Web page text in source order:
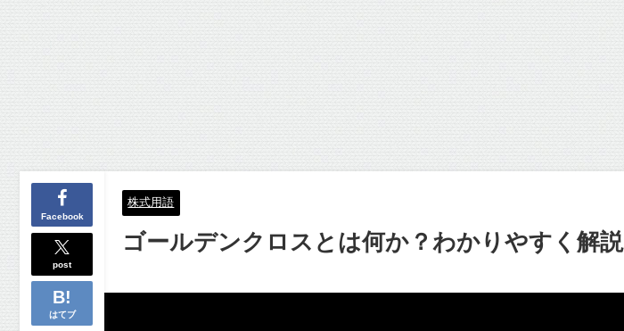
Facebook
post
はてブ
株式用語
ゴールデンクロスとは何か？わかりやすく解説